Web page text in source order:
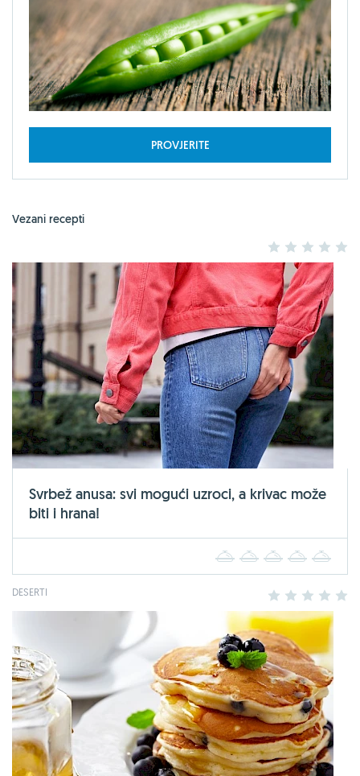
PROVJERITE
Vezani recepti
2 3 4
Svrbež anusa: svi mogući uzroci, a krivac može
biti i hrana!
2 3 4
DESERTI 2 3 4